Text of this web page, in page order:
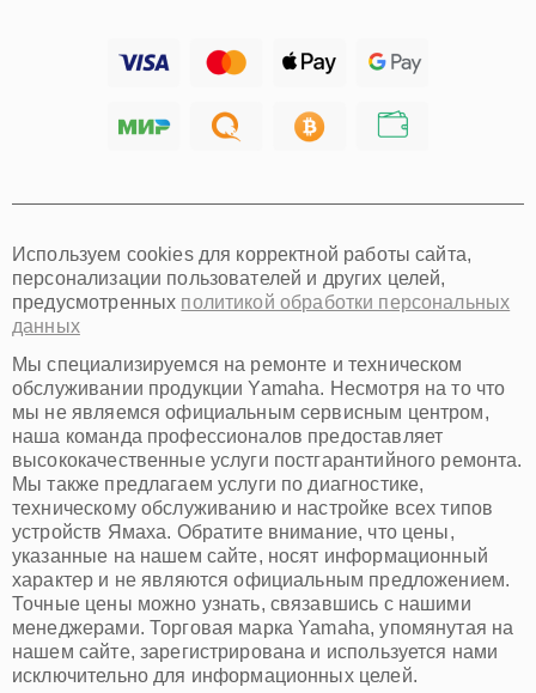
Хабаровск
Омск
Красноярск
Пермь
Ульяновск
Киров
Архангельск
Астрахань
Белгород
Благовещенск
Брянск
Владивосток
Владикавказ
Владимир
Волжский
Вологда
Грозный
Иваново
Используем cookies для корректной работы сайта,
персонализации пользователей и других целей,
предусмотренных политикой обработки персональных
данных
Мы специализируемся на ремонте и техническом
обслуживании продукции Yamaha. Несмотря на то что
мы не являемся официальным сервисным центром,
наша команда профессионалов предоставляет
высококачественные услуги постгарантийного ремонта.
Мы также предлагаем услуги по диагностике,
техническому обслуживанию и настройке всех типов
устройств Ямаха. Обратите внимание, что цены,
указанные на нашем сайте, носят информационный
характер и не являются официальным предложением.
Точные цены можно узнать, связавшись с нашими
менеджерами. Торговая марка Yamaha, упомянутая на
нашем сайте, зарегистрирована и используется нами
исключительно для информационных целей.